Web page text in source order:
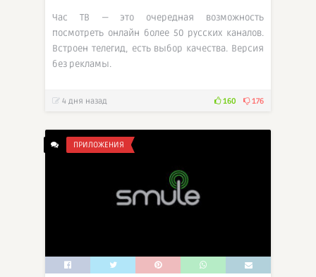
Час ТВ — это очередная возможность
посмотреть онлайн более 50 русских каналов.
Встроен телегид, есть выбор качества. Версия
без рекламы.
4 дня назад 160 176
ПРИЛОЖЕНИЯ